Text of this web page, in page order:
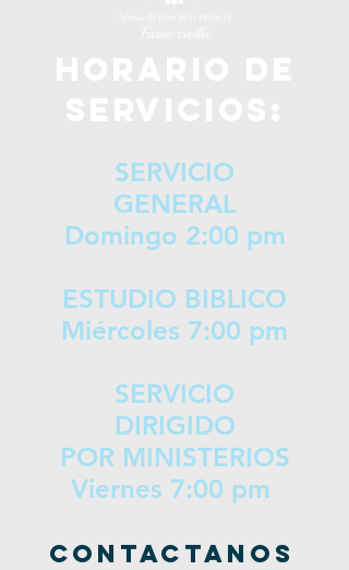
Contactanos
SERVICIO
GENERAL
Domingo 2:00 pm
ESTUDIO BIBLICO
Miércoles 7:00 pm
SERVICIO
DIRIGIDO
POR MINISTERIOS
Viernes 7:00 pm